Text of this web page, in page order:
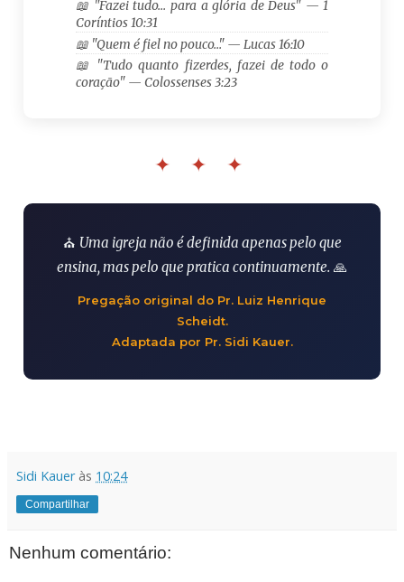
📖 "Fazei tudo… para a glória de Deus" — 1
Coríntios 10:31
📖 "Quem é fiel no pouco…" — Lucas 16:10
📖 "Tudo quanto fizerdes, fazei de todo o
coração" — Colossenses 3:23
✦ ✦ ✦
⛪ Uma igreja não é definida apenas pelo que
ensina, mas pelo que pratica continuamente. 🙏
Pregação original do Pr. Luiz Henrique
Scheidt.
Adaptada por Pr. Sidi Kauer.
Sidi Kauer às 10:24
Compartilhar
Nenhum comentário: